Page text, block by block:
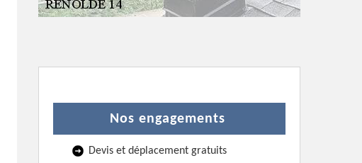
Nos engagements
Devis et déplacement gratuits